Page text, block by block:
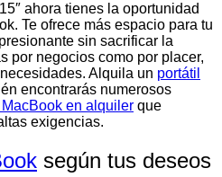
ahora tienes la oportunidad
Te ofrece más espacio para tu
sin sacrificar la
por negocios como por placer,
Alquila un portátil
encontrarás numerosos
en alquiler que
exigencias.
según tus deseos